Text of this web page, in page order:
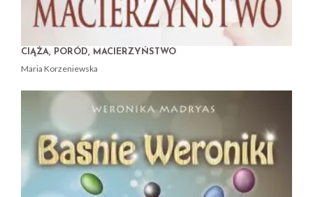
CIĄŻA, PORÓD, MACIERZYŃSTWO
Maria Korzeniewska